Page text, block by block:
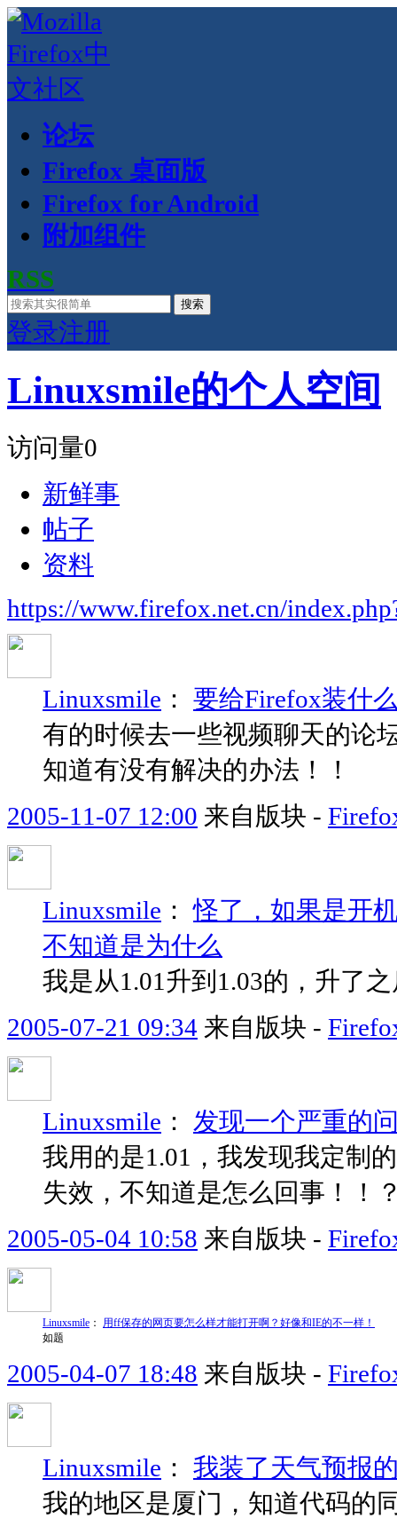
论坛
Firefox 桌面版
Firefox for Android
附加组件
RSS
搜索
登录注册
Linuxsmile的个人空间
访问量0
新鲜事
帖子
资料
https://www.firefox.net.cn/
Linuxsmile ： 要给Firefox装什
有的时候去一些视频聊天的论
知道有没有解决的办法！！
2005-11-07 12:00 来自版块 -
Linuxsmile ：怪了，如果是开
不知道是为什么
我是从1.01升到1.03的，升了
2005-07-21 09:34 来自版块 -
Linuxsmile ： 发现一个严重的
我用的是1.01，我发现我定制
失效，不知道是怎么回事！！
2005-05-04 10:58 来自版块 -
Linuxsmile ： 用ff保存的网页要怎么样才能打开啊？好像和IE的不一样！
如题
2005-04-07 18:48 来自版块 -
Linuxsmile ： 我装了天气预报
我的地区是厦门，知道代码的